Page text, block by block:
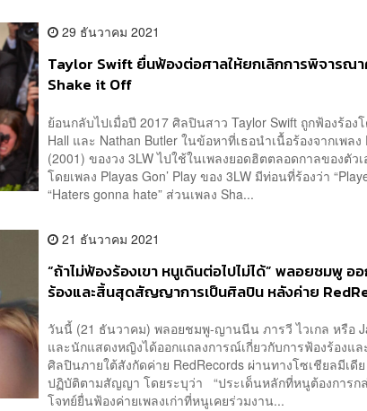
29 ธันวาคม 2021
Taylor Swift ยื่นฟ้องต่อศาลให้ยกเลิกการพิจารณ
Shake it Off
ย้อนกลับไปเมื่อปี 2017 ศิลปินสาว Taylor Swift ถูกฟ้องร้อง
Hall และ Nathan Butler ในข้อหาที่เธอนำเนื้อร้องจากเพลง
(2001) ของวง 3LW ไปใช้ในเพลงยอดฮิตตลอดกาลของตัว
โดยเพลง Playas Gon’ Play ของ 3LW มีท่อนที่ร้องว่า
“Haters gonna hate” ส่วนเพลง Sha...
21 ธันวาคม 2021
“ถ้าไม่ฟ้องร้องเขา หนูเดินต่อไปไม่ได้” พลอยชมพู
ร้องและสิ้นสุดสัญญาการเป็นศิลปิน หลังค่าย
วันนี้ (21 ธันวาคม) พลอยชมพู-ญานนีน ภารวี ไวเกล หรือ
และนักแสดงหญิงได้ออกแถลงการณ์เกี่ยวกับการฟ้องร้องแ
ศิลปินภายใต้สังกัดค่าย RedRecords ผ่านทางโซเชียลมีเดี
ปฏิบัติตามสัญญา โดยระบุว่า “ประเด็นหลักที่หนูต้องการก
โจทย์ยื่นฟ้องค่ายเพลงเก่าที่หนูเคยร่วมงาน...